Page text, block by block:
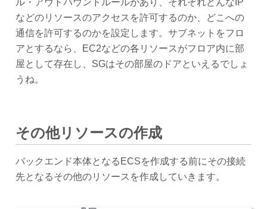
などのリソースのアクセスを許可するのか、どこへの
通信を許可するのかを設定します。サブネットをフロ
アとするなら、EC2などの各リソースがフロア内に部
屋として存在し、SGはその部屋のドアといえるでしょ
うね。
その他リソースの作成
バックエンド本体となるECSを作成する前にその接続
先となるその他のリソースを作成していきます。